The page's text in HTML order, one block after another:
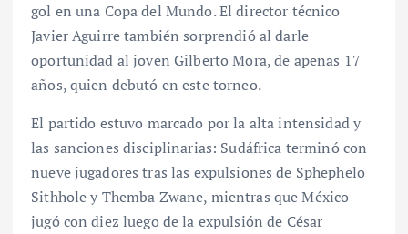
gol en una Copa del Mundo. El director técnico
Javier Aguirre también sorprendió al darle
oportunidad al joven Gilberto Mora, de apenas 17
años, quien debutó en este torneo.
El partido estuvo marcado por la alta intensidad y
las sanciones disciplinarias: Sudáfrica terminó con
nueve jugadores tras las expulsiones de Sphephelo
Sithhole y Themba Zwane, mientras que México
jugó con diez luego de la expulsión de César